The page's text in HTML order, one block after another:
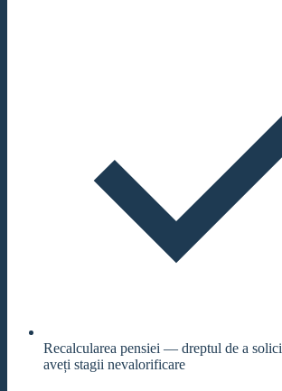
Recalcularea pensiei — dreptul de a
aveți stagii nevalorificare